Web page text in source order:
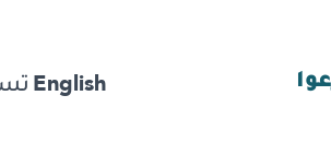
English